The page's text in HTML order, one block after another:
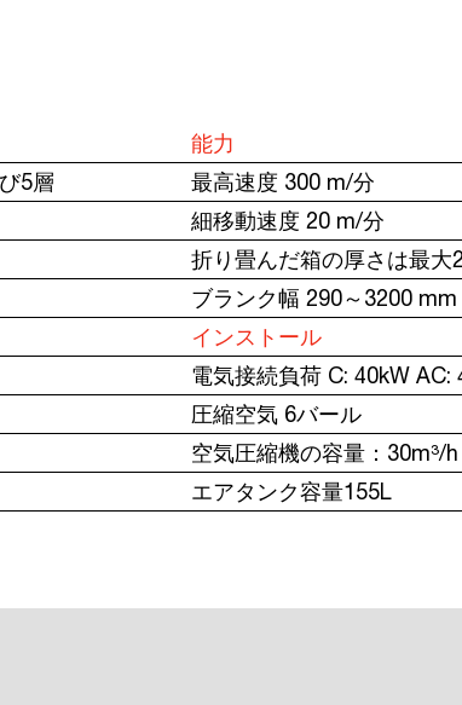
5層
能力
最高速度 300 m/分
細移動速度 20 m/分
折り畳んだ箱の厚さは最大
ブランク幅 290～3200 mm
インストール
電気接続負荷 C: 40kW AC:
圧縮空気 6バール
空気圧縮機の容量：30m³/h
エアタンク容量155L